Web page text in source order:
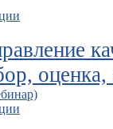
оценка,